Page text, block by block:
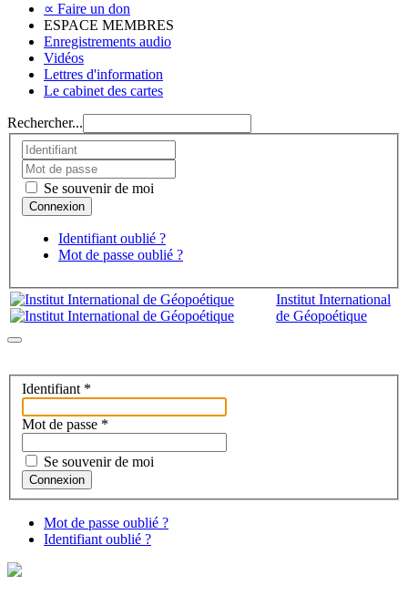
∝ Faire un don
ESPACE MEMBRES
Enregistrements audio
Vidéos
Lettres d'information
Le cabinet des cartes
Rechercher...
Se souvenir de moi
Identifiant oublié ?
Mot de passe oublié ?
Institut International
de Géopoétique
Identifiant *
Mot de passe *
Se souvenir de moi
Connexion
Mot de passe oublié ?
Identifiant oublié ?